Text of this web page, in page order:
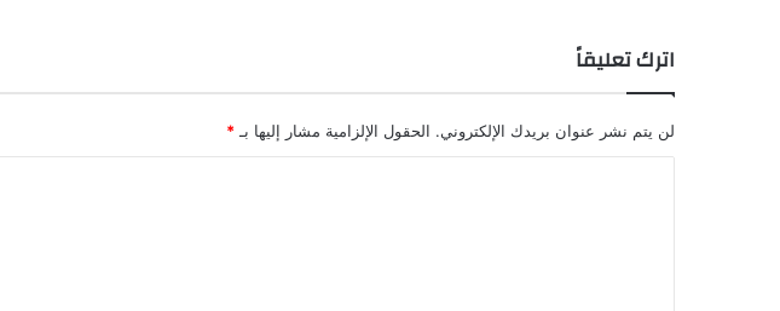
اترك تعليقاً
لن يتم نشر عنوان بريدك الإلكتروني. الحقول الإلزامية مشار إليها بـ *